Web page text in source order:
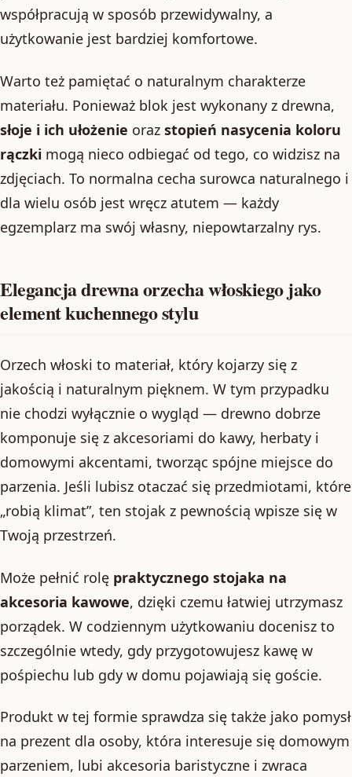
współpracują w sposób przewidywalny, a
użytkowanie jest bardziej komfortowe.
Warto też pamiętać o naturalnym charakterze
materiału. Ponieważ blok jest wykonany z drewna,
słoje i ich ułożenie oraz stopień nasycenia koloru
rączki mogą nieco odbiegać od tego, co widzisz na
zdjęciach. To normalna cecha surowca naturalnego i
dla wielu osób jest wręcz atutem — każdy
egzemplarz ma swój własny, niepowtarzalny rys.
Elegancja drewna orzecha włoskiego jako
element kuchennego stylu
Orzech włoski to materiał, który kojarzy się z
jakością i naturalnym pięknem. W tym przypadku
nie chodzi wyłącznie o wygląd — drewno dobrze
komponuje się z akcesoriami do kawy, herbaty i
domowymi akcentami, tworząc spójne miejsce do
parzenia. Jeśli lubisz otaczać się przedmiotami, które
„robią klimat”, ten stojak z pewnością wpisze się w
Twoją przestrzeń.
Może pełnić rolę praktycznego stojaka na
akcesoria kawowe, dzięki czemu łatwiej utrzymasz
porządek. W codziennym użytkowaniu docenisz to
szczególnie wtedy, gdy przygotowujesz kawę w
pośpiechu lub gdy w domu pojawiają się goście.
Produkt w tej formie sprawdza się także jako pomysł
na prezent dla osoby, która interesuje się domowym
parzeniem, lubi akcesoria baristyczne i zwraca